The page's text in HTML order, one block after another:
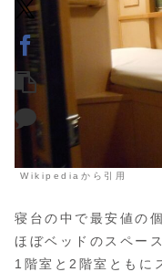
Wikipediaから引用
寝台の中で最安値の
ほぼベッドのスペー
1階室と2階室ともに